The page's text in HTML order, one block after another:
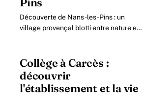
Découverte de Nans-les-Pins : un
village provençal blotti entre nature et
une immersion.
Collège à Carcès :
découvrir
l'établissement et la vie